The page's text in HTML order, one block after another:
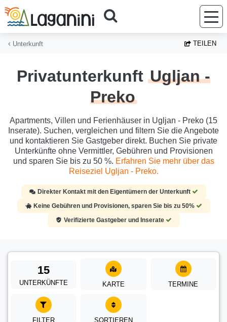
Zum Hauptinhalt springen
Unterkunft TEILEN
PrivatunterkunftUgljan -
Preko
Apartments, Villen und Ferienhäuser in Ugljan - Preko (15
Inserate). Suchen, vergleichen und filtern Sie die Angebote
und kontaktieren Sie Gastgeber direkt. Buchen Sie private
Unterkünfte ohne Vermittler, Gebühren und Provisionen
und sparen Sie bis zu 50 %. Erfahren Sie mehr über das
Reiseziel Ugljan - Preko.
Direkter Kontakt mit den Eigentümern der Unterkunft
Keine Gebühren und Provisionen, sparen Sie bis zu 50%
Verifizierte Gastgeber und Inserate
15
UNTERKÜNFTE KARTE TERMINE
FILTER SORTIEREN